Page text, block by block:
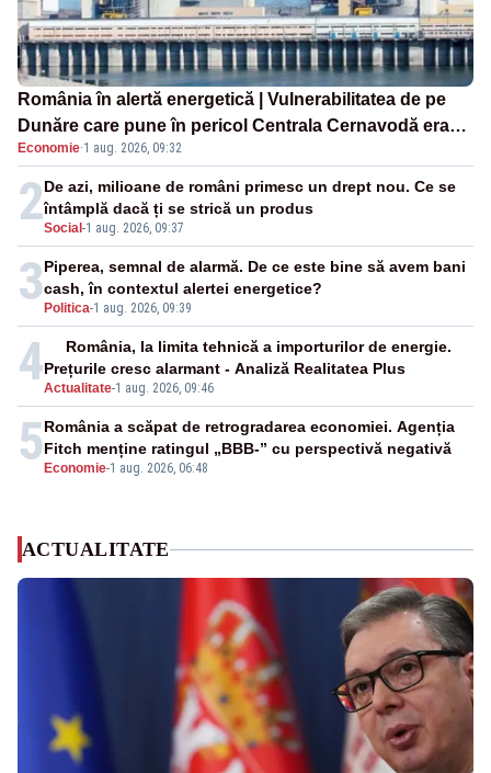
România în alertă energetică | Vulnerabilitatea de pe
Dunăre care pune în pericol Centrala Cernavodă era
cunoscută de pe vremea lui Ceaușescu
Economie·1 aug. 2026, 09:32
2Social -1 aug. 2026, 09:37
De azi, milioane de români primesc un drept nou. Ce se
întâmplă dacă ți se strică un produs
3 Politica-1 aug. 2026, 09:39
Piperea, semnal de alarmă. De ce este bine să avem bani
cash, în contextul alertei energetice?
4Actualitate-1 aug. 2026, 09:46
România, la limita tehnică a importurilor de energie.
Prețurile cresc alarmant - Analiză Realitatea Plus
5 Economie-1 aug. 2026, 06:48
România a scăpat de retrogradarea economiei. Agenția
Fitch menține ratingul „BBB-” cu perspectivă negativă
ACTUALITATE